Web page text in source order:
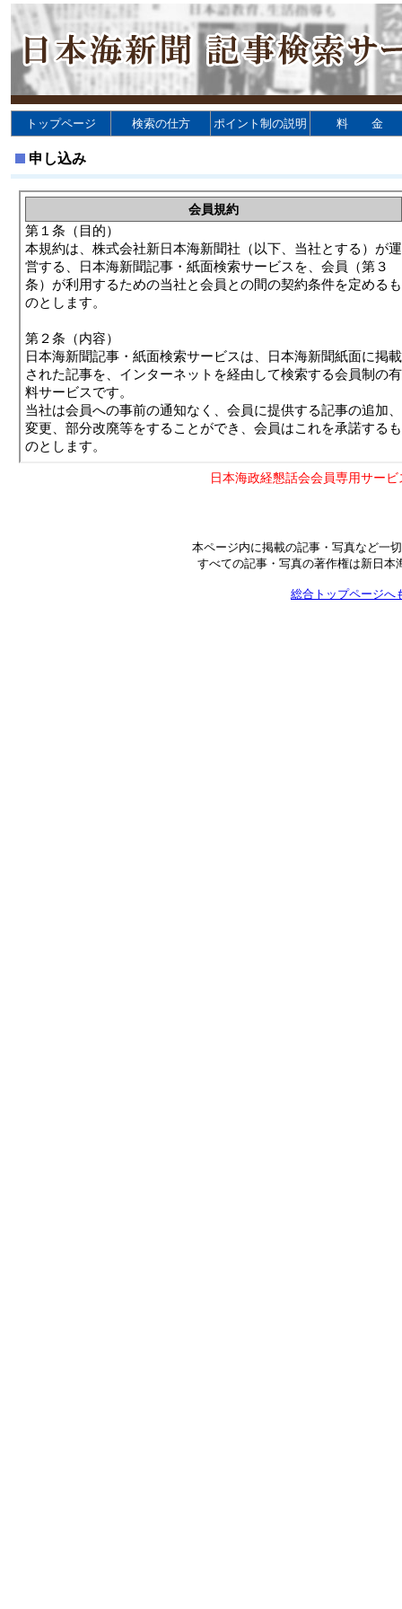
トップページ 検索の仕方 ポイント制の説明 料 金
申し込み
日本海政経懇話会会員専用サー
本ページ内に掲載の記事・写真など一
すべての記事・写真の著作権は新日本
総合トップページへ